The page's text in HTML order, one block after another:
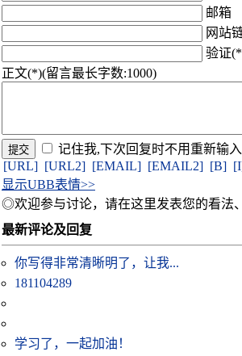
邮箱
网站
验证
正文(*)(留言最长字数:1000)
记住我,下次回复时不用重新输
[URL] [URL2] [EMAIL] [EMAIL2] [B]
显示UBB表情>>
◎欢迎参与讨论，请在这里发表您的看法
最新评论及回复
你写得非常清晰明了，让我...
181104289
学习了，一起加油！